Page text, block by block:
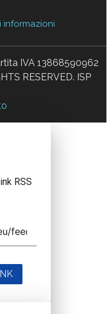
informazioni
IVA 13868590962
RESERVED. ISP
RSS